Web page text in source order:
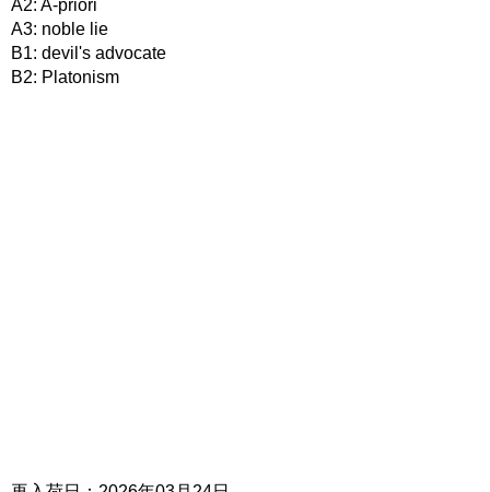
A2: A-priori
A3: noble lie
B1: devil's advocate
B2: Platonism